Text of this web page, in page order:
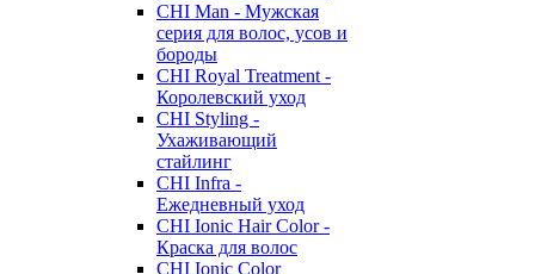
CHI Man - Мужская
серия для волос, усов и
бороды
CHI Royal Treatment -
Королевский уход
CHI Styling -
Ухаживающий
стайлинг
CHI Infra -
Ежедневный уход
CHI Ionic Hair Color -
Краска для волос
CHI Ionic Color